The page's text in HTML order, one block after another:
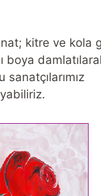
kitre ve kola
boya